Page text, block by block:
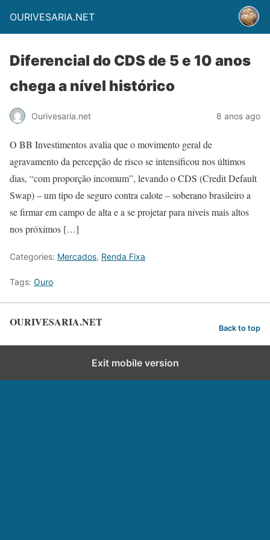
OURIVESARIA.NET
Diferencial do CDS de 5 e 10 anos
chega a nível histórico
Ourivesaria.net 8 anos ago
O BB Investimentos avalia que o movimento geral de
agravamento da percepção de risco se intensificou nos últimos
dias, “com proporção incomum”, levando o CDS (Credit Default
Swap) – um tipo de seguro contra calote – soberano brasileiro a
se firmar em campo de alta e a se projetar para níveis mais altos
nos próximos […]
Categories: Mercados, Renda Fixa
Tags: Ouro
OURIVESARIA.NET Back to top
Exit mobile version